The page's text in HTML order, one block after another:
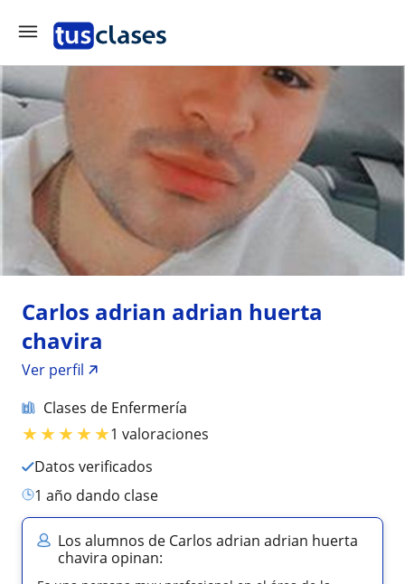
Carlos adrian adrian huerta
chavira
Ver perfil
Clases de Enfermería
★★★★★1 valoraciones
Datos verificados
1 año dando clase
Los alumnos de Carlos adrian adrian huerta
chavira opinan: